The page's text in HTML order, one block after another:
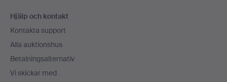
Hjälp och kontakt
Kontakta support
Alla auktionshus
Betalningsalternativ
Vi skickar med